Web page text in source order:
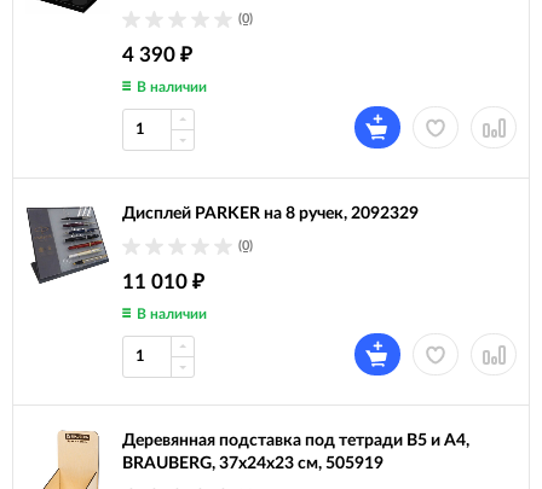
(0)
4 390 ₽
В наличии
Дисплей PARKER на 8 ручек, 2092329
(0)
11 010 ₽
В наличии
Деревянная подставка под тетради B5 и A4,
BRAUBERG, 37х24х23 см, 505919